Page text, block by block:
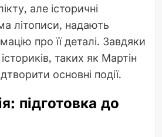
але історичні
літописи, надають
про її деталі. Завдяки
таких як Мартін
основні події.
підготовка до